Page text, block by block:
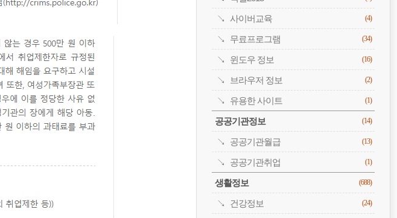
사이버교육 (4)
무료프로그램 (34)
윈도우 정보 (16)
브라우저 정보 (2)
유용한 사이트 (1)
공공기관정보 (14)
공공기관월급 (13)
공공기관취업 (1)
생활정보 (688)
건강정보 (24)